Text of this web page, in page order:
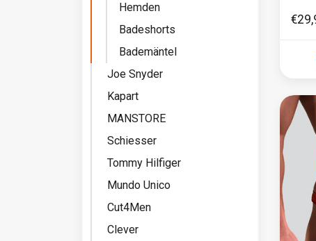
Hemden
Badeshorts
Bademäntel
Joe Snyder
Kapart
MANSTORE
Schiesser
Tommy Hilfiger
Mundo Unico
Cut4Men
Clever